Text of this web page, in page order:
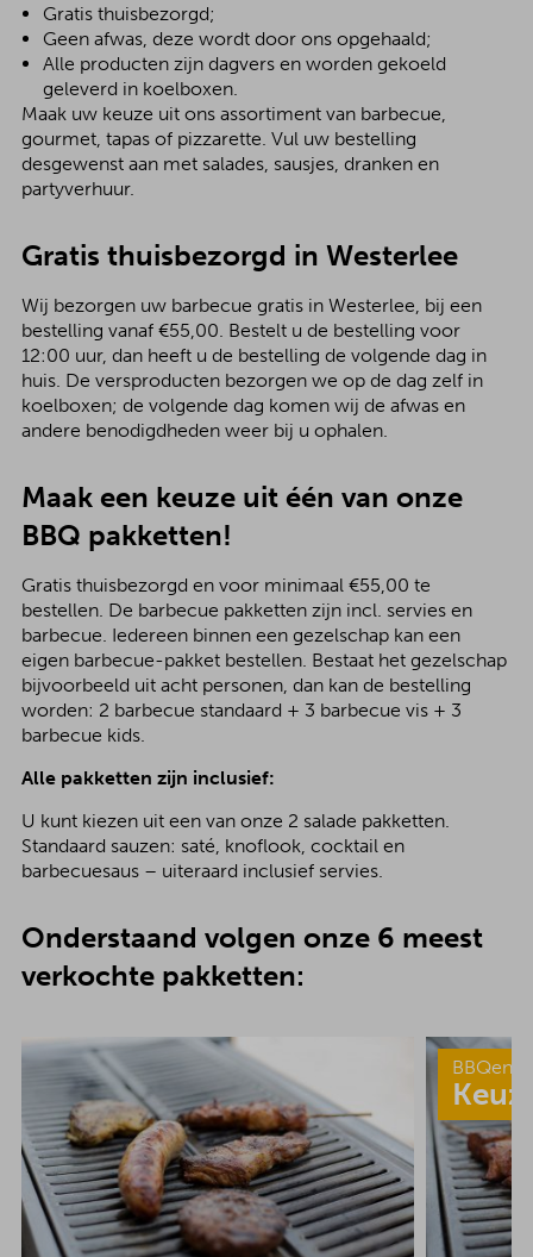
Gratis thuisbezorgd;
Geen afwas, deze wordt door ons opgehaald;
Alle producten zijn dagvers en worden gekoeld
geleverd in koelboxen.
Maak uw keuze uit ons assortiment van barbecue,
gourmet, tapas of pizzarette. Vul uw bestelling
desgewenst aan met salades, sausjes, dranken en
partyverhuur.
Gratis thuisbezorgd in Westerlee
Wij bezorgen uw barbecue gratis in Westerlee, bij een
bestelling vanaf €55,00. Bestelt u de bestelling voor
12:00 uur, dan heeft u de bestelling de volgende dag in
huis. De versproducten bezorgen we op de dag zelf in
koelboxen; de volgende dag komen wij de afwas en
andere benodigdheden weer bij u ophalen.
Maak een keuze uit één van onze
BBQ pakketten!
Gratis thuisbezorgd en voor minimaal €55,00 te
bestellen. De barbecue pakketten zijn incl. servies en
barbecue. Iedereen binnen een gezelschap kan een
eigen barbecue-pakket bestellen. Bestaat het gezelschap
bijvoorbeeld uit acht personen, dan kan de bestelling
worden: 2 barbecue standaard + 3 barbecue vis + 3
barbecue kids.
Alle pakketten zijn inclusief:
U kunt kiezen uit een van onze 2 salade pakketten.
Standaard sauzen: saté, knoflook, cocktail en
barbecuesaus – uiteraard inclusief servies.
Onderstaand volgen onze 6 meest
verkochte pakketten: